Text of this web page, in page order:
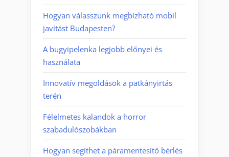
Hogyan válasszunk megbízható mobil
javítást Budapesten?
A bugyipelenka legjobb előnyei és
használata
Innovatív megoldások a patkányirtás
terén
Félelmetes kalandok a horror
szabadulószobákban
Hogyan segíthet a páramentesítő bérlés